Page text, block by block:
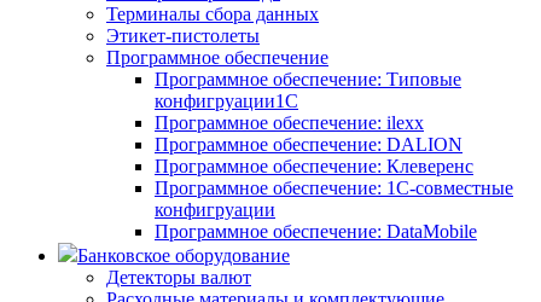
Терминалы сбора данных
Этикет-пистолеты
Программное обеспечение
Программное обеспечение: Типовые
конфигруации1С
Программное обеспечение: ilexx
Программное обеспечение: DALION
Программное обеспечение: Клеверенс
Программное обеспечение: 1С-совместные
конфигруации
Программное обеспечение: DataMobile
Банковское оборудование
Детекторы валют